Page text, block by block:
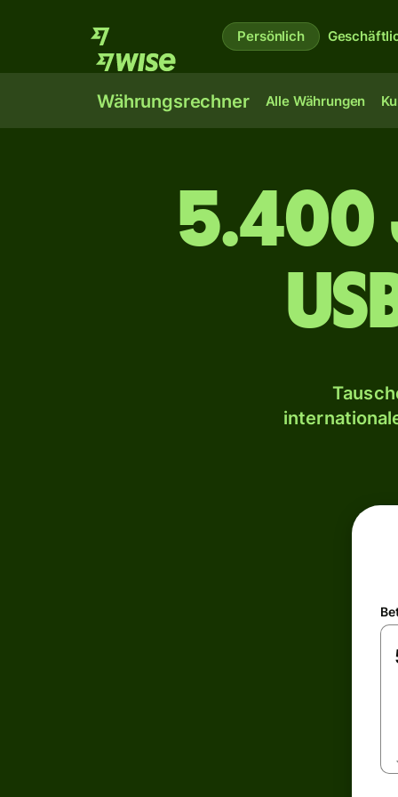
Persönlich
Währungsrechner Alle Währungen
5.400